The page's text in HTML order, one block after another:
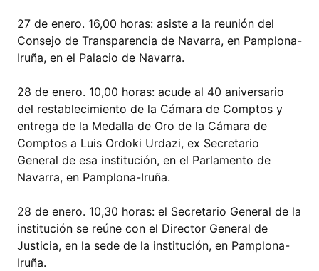
27 de enero. 16,00 horas: asiste a la reunión del
Consejo de Transparencia de Navarra, en Pamplona-
Iruña, en el Palacio de Navarra.
28 de enero. 10,00 horas: acude al 40 aniversario
del restablecimiento de la Cámara de Comptos y
entrega de la Medalla de Oro de la Cámara de
Comptos a Luis Ordoki Urdazi, ex Secretario
General de esa institución, en el Parlamento de
Navarra, en Pamplona-Iruña.
28 de enero. 10,30 horas: el Secretario General de la
institución se reúne con el Director General de
Justicia, en la sede de la institución, en Pamplona-
Iruña.